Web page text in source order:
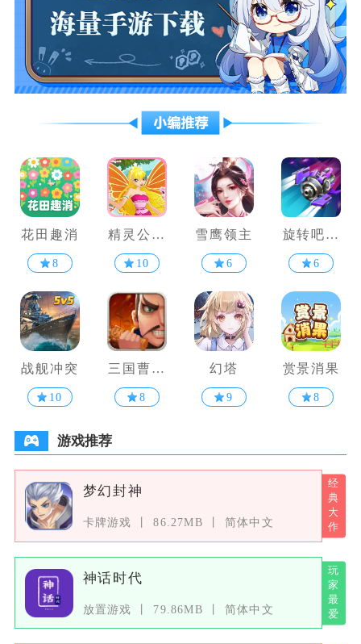
花田趣消
8
精灵公主
爱画画
10
雪鹰领主
6
旋转吧球
球
6
战舰冲突
10
三国曹操
传
8
幻塔
9
赏景消果
8
游戏推荐
梦幻封神
卡牌游戏 86.27MB 简体中文
神话时代
放置游戏 79.86MB 简体中文